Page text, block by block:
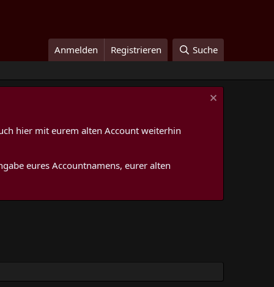
Anmelden Registrieren Suche
hier mit eurem alten Account weiterhin
eures Accountnamens, eurer alten